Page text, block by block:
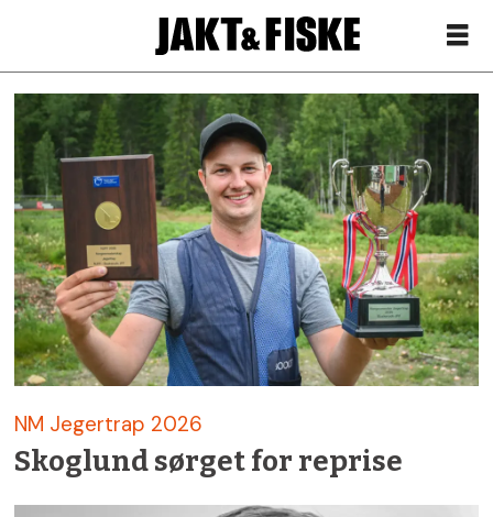
Siste
nytt
om
jegertrap
–
Jakt
&
Fiske
NM Jegertrap 2026
Skoglund sørget for reprise